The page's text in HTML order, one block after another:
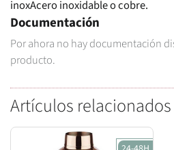
inoxAcero inoxidable o cobre.
Documentación
Por ahora no hay documentación
producto.
Artículos relacionados